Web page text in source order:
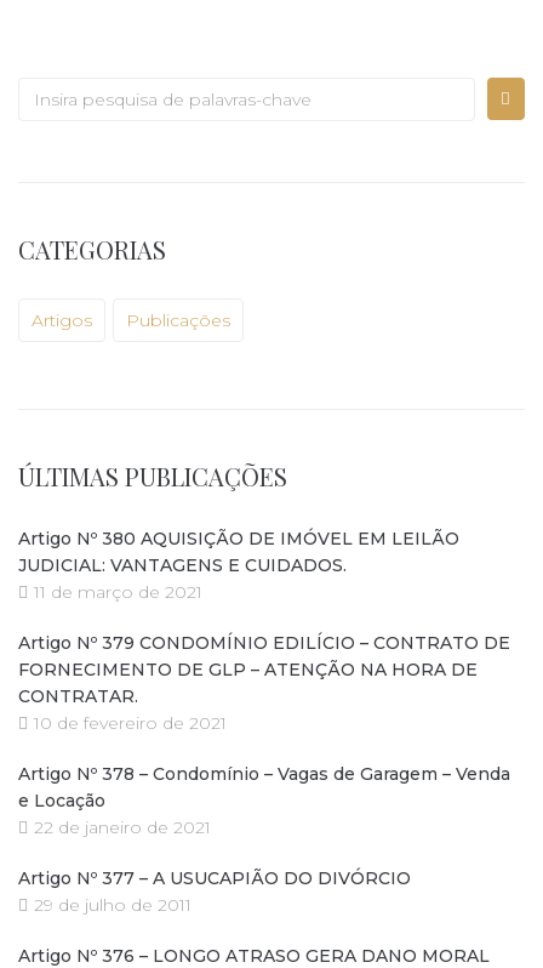
CATEGORIAS
Artigos Publicações
ÚLTIMAS PUBLICAÇÕES
Artigo Nº 380 AQUISIÇÃO DE IMÓVEL EM LEILÃO
JUDICIAL: VANTAGENS E CUIDADOS.
11 de março de 2021
Artigo Nº 379 CONDOMÍNIO EDILÍCIO – CONTRATO DE
FORNECIMENTO DE GLP – ATENÇÃO NA HORA DE
CONTRATAR.
10 de fevereiro de 2021
Artigo Nº 378 – Condomínio – Vagas de Garagem – Venda
e Locação
22 de janeiro de 2021
Artigo Nº 377 – A USUCAPIÃO DO DIVÓRCIO
29 de julho de 2011
Artigo Nº 376 – LONGO ATRASO GERA DANO MORAL